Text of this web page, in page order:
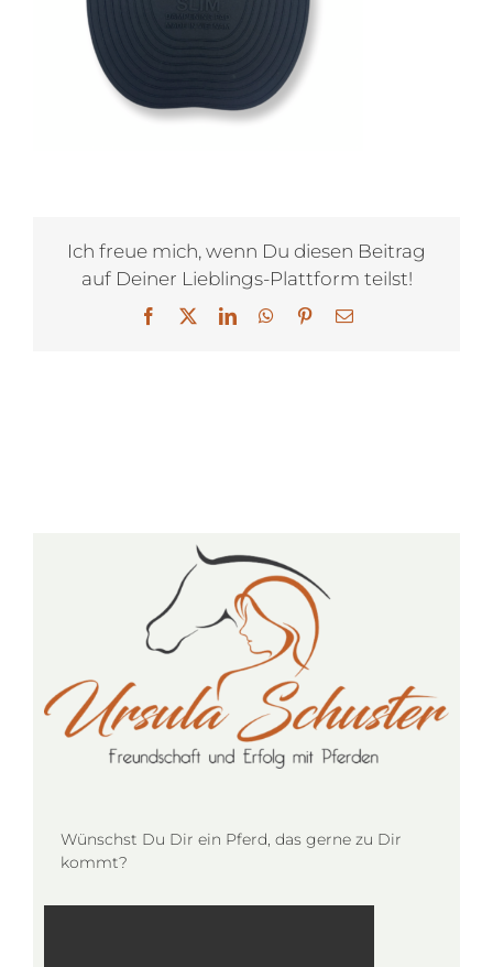
Ich freue mich, wenn Du diesen Beitrag
auf Deiner Lieblings-Plattform teilst!
Facebook LinkedInWhatsApp
Pinterest
E-
Wünschst Du Dir ein Pferd, das gerne zu Dir
kommt?